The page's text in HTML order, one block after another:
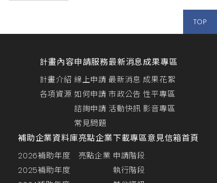
TOP
計畫內容
計畫介紹
各項資源
申請服務
線上申請
如何申請
諮詢申請
常見問題
最新消息
最新消息
市政公告
活動快訊
成果專區
成果花絮
性平專區
影音專區
補助企業資料庫
2026補助年度
2025補助年度
亮點企業
亮點企業
下載專區
申請階段
執行階段
意見信箱首頁